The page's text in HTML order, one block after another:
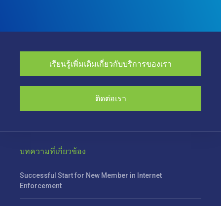
เรียนรู้เพิ่มเติมเกี่ยวกับบริการของเรา
ติดต่อเรา
บทความที่เกี่ยวข้อง
Successful Start for New Member in Internet
Enforcement